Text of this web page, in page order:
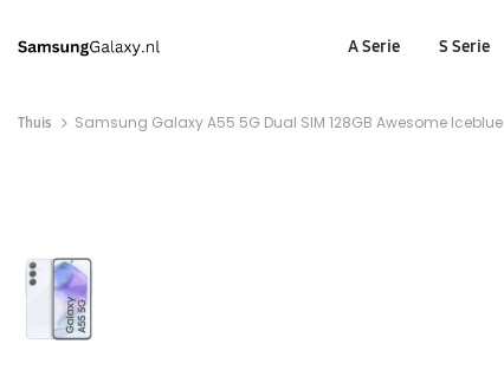
A Serie S Serie
Thuis Samsung Galaxy A55 5G Dual SIM 128GB Awesome Iceblue